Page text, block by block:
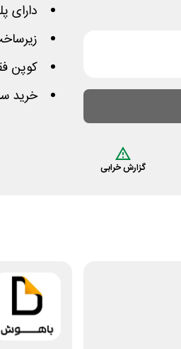
گزارش خرابی
دارای
کوپن
خرید